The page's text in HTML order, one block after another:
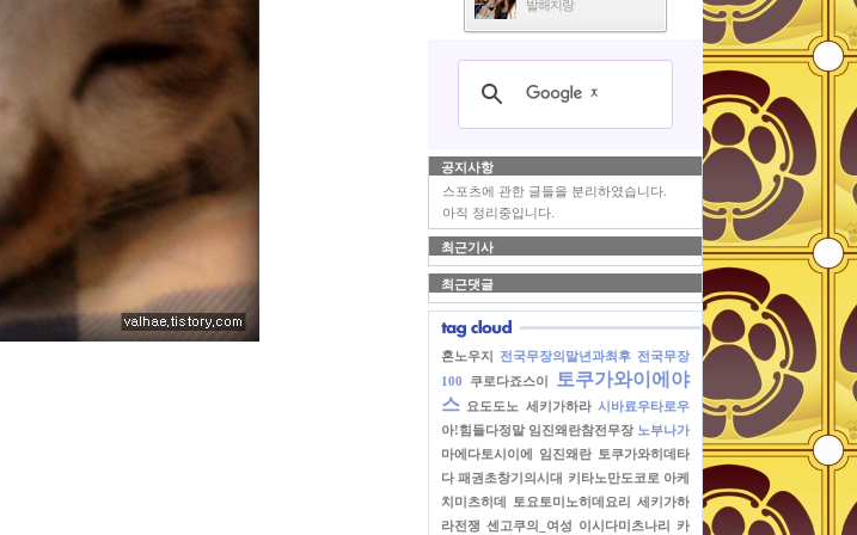
발해지랑
공지사항
스포츠에 관한 글들을 분리하였습니다.
아직 정리중입니다.
최근기사
최근댓글
혼노우지 전국무장의말년과최후 전국무장
100
쿠로다죠스이
토쿠가와이에야
스 요도도노 세키가하라 시바료우타로우
아!힘들다정말 임진왜란참전무장 노부나가
마에다토시이에 임진왜란 토쿠가와히데타
다 패권초창기의시대 키타노만도코로 아케
치미츠히데
토요토미노히데요리 세키가하
라전쟁 센고쿠의_여성 이시다미츠나리 카